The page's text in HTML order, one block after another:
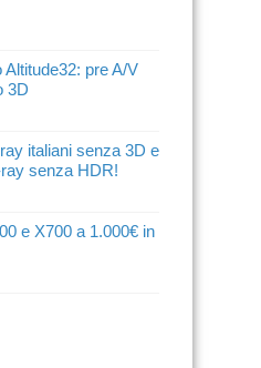
Altitude32: pre A/V
3D
italiani senza 3D e
senza HDR!
e X700 a 1.000€ in